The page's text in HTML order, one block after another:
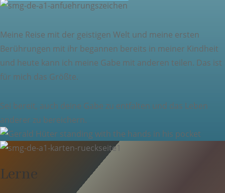
Meine Reise mit der geistigen Welt und meine ersten
Berührungen mit ihr begannen bereits in meiner Kindheit
und heute kann ich meine Gabe mit anderen teilen. Das ist
für mich das Größte.
Sei bereit, auch deine Gabe zu entfalten und das Leben
anderer zu bereichern.
Lerne